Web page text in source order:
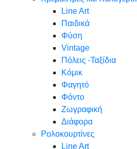
Line Art
Παιδικά
Φύση
Vintage
Πόλεις -Ταξίδια
Κόμικ
Φαγητό
Φόντο
Ζωγραφική
Διάφορα
Ρολοκουρτίνες
Line Art